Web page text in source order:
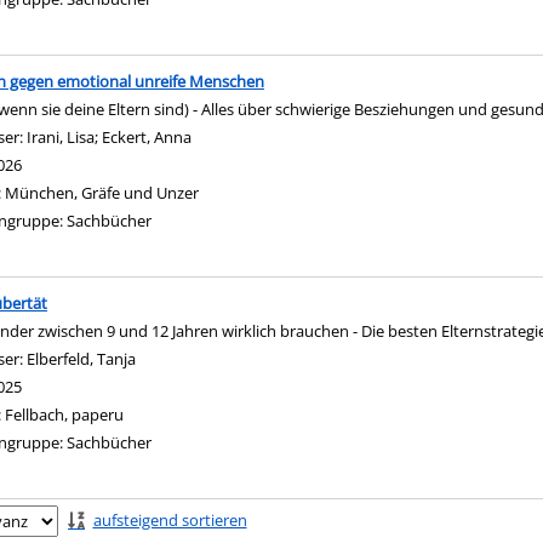
gegen emotional unreife Menschen
sie deine Eltern sind) - Alles über schwierige Besziehungen und
Irani, Lisa; Eckert, Anna
München, Gräfe und Unzer
Sachbücher
zwischen 9 und 12 Jahren wirklich brauchen - Die besten
Elberfeld, Tanja
Fellbach, paperu
Sachbücher
aufsteigend sortieren